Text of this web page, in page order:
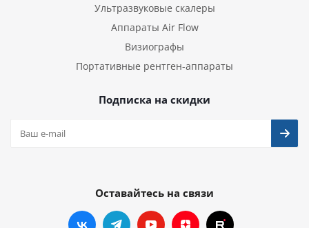
Ультразвуковые скалеры
Аппараты Air Flow
Визиографы
Портативные рентген-аппараты
Подписка на скидки
Оставайтесь на связи